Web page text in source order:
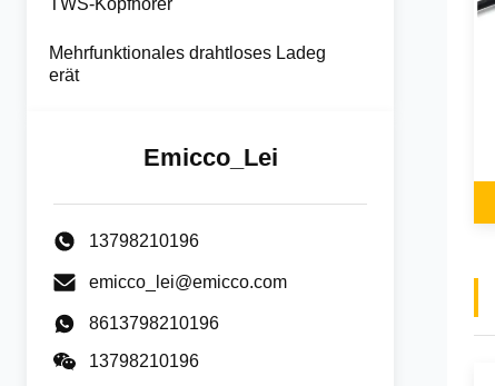
TWS-Kopfhörer
Mehrfunktionales drahtloses Ladeg
erät
Emicco_Lei
13798210196
emicco_lei@emicco.com
8613798210196
13798210196